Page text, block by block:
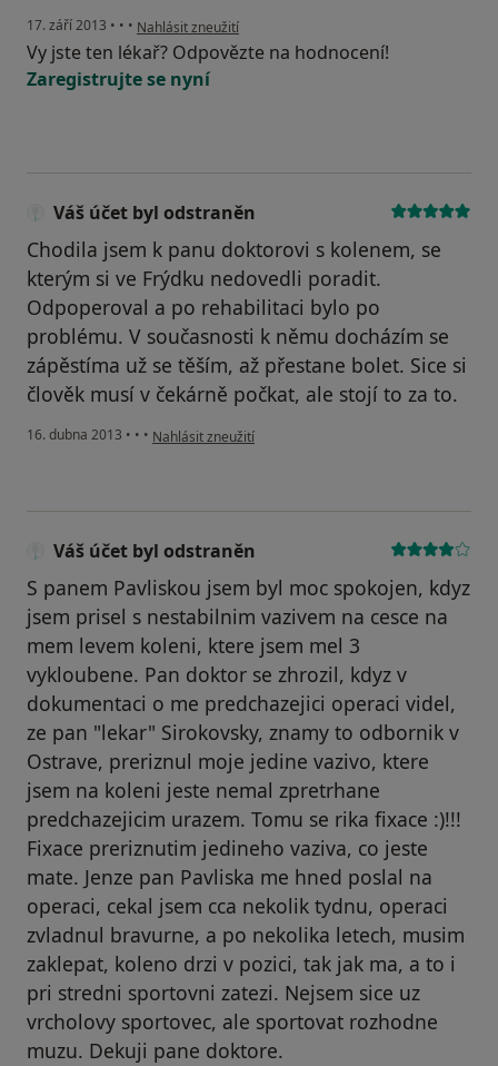
17. září 2013 • • • podle názoru uživatele Váš účet byl odstraněn
Nahlásit zneužití
Vy jste ten lékař? Odpovězte na hodnocení!
Zaregistrujte se nyní
Váš účet byl odstraněn
Chodila jsem k panu doktorovi s kolenem, se
kterým si ve Frýdku nedovedli poradit.
Odpoperoval a po rehabilitaci bylo po
problému. V současnosti k němu docházím se
zápěstíma už se těším, až přestane bolet. Sice si
člověk musí v čekárně počkat, ale stojí to za to.
16. dubna 2013 • • • podle názoru uživatele Váš účet byl odstraněn
Nahlásit zneužití
Váš účet byl odstraněn
S panem Pavliskou jsem byl moc spokojen, kdyz
jsem prisel s nestabilnim vazivem na cesce na
mem levem koleni, ktere jsem mel 3
vykloubene. Pan doktor se zhrozil, kdyz v
dokumentaci o me predchazejici operaci videl,
ze pan "lekar" Sirokovsky, znamy to odbornik v
Ostrave, preriznul moje jedine vazivo, ktere
jsem na koleni jeste nemal zpretrhane
predchazejicim urazem. Tomu se rika fixace :)!!!
Fixace preriznutim jedineho vaziva, co jeste
mate. Jenze pan Pavliska me hned poslal na
operaci, cekal jsem cca nekolik tydnu, operaci
zvladnul bravurne, a po nekolika letech, musim
zaklepat, koleno drzi v pozici, tak jak ma, a to i
pri stredni sportovni zatezi. Nejsem sice uz
vrcholovy sportovec, ale sportovat rozhodne
muzu. Dekuji pane doktore.